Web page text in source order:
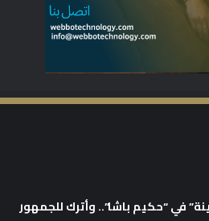
في “حكيم باشا”.. وأترك للجمهور